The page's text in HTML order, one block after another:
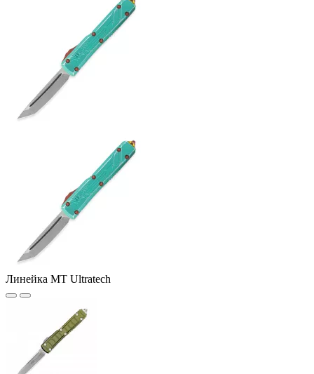
Линейка MT Ultratech